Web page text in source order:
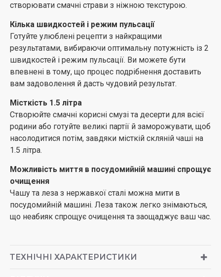
створювати смачні страви з ніжною текстурою.
Кілька швидкостей і режим пульсації
Готуйте улюблені рецепти з найкращими
результатами, вибираючи оптимальну потужність із 2
швидкостей і режим пульсації. Ви можете бути
впевнені в тому, що процес подрібнення доставить
вам задоволення й дасть чудовий результат.
Місткість 1.5 літра
Створюйте смачні корисні смузі та десерти для всієї
родини або готуйте великі партії й заморожувати, щоб
насолодитися потім, завдяки місткій скляній чаші на
1.5 літра.
Можливість миття в посудомийній машині спрощує
очищення
Чашу та леза з нержавкої сталі можна мити в
посудомийній машині. Леза також легко знімаються,
що неабияк спрощує очищення та заощаджує ваш час.
ТЕХНІЧНІ ХАРАКТЕРИСТИКИ